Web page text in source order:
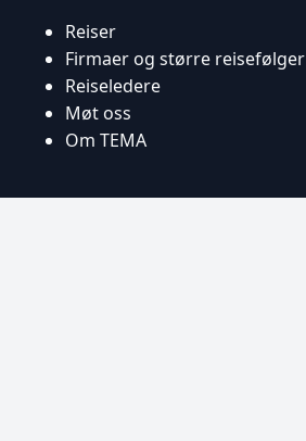
Reiser
Firmaer og større reisefølger
Reiseledere
Møt oss
Om TEMA